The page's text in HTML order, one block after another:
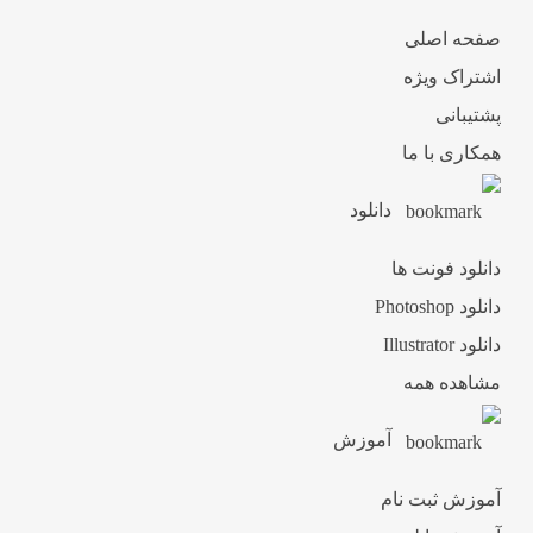
صفحه اصلی
اشتراک ویژه
پشتیبانی
همکاری با ما
دانلود
دانلود فونت ها
دانلود Photoshop
دانلود Illustrator
مشاهده همه
آموزش
آموزش ثبت نام